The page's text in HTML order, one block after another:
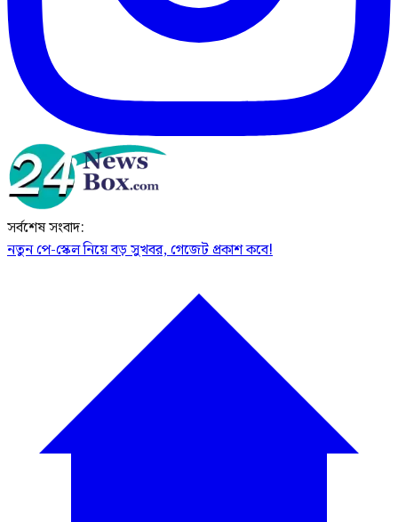
সর্বশেষ সংবাদ:
নতুন পে-স্কেল নিয়ে বড় সুখবর, গেজেট প্রকাশ কবে!